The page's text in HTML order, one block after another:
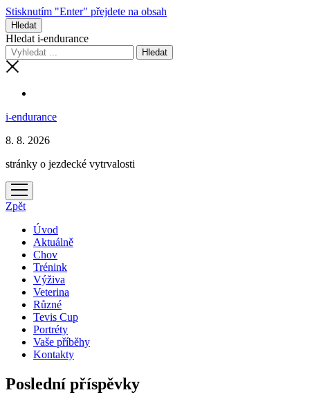
Stisknutím "Enter" přejdete na obsah
Hledat
Hledat i-endurance
i-endurance
8. 8. 2026
stránky o jezdecké vytrvalosti
otevřít
menu
Zpět
Úvod
Aktuálně
Chov
Trénink
Výživa
Veterina
Různé
Tevis Cup
Portréty
Vaše příběhy
Kontakty
Poslední příspěvky